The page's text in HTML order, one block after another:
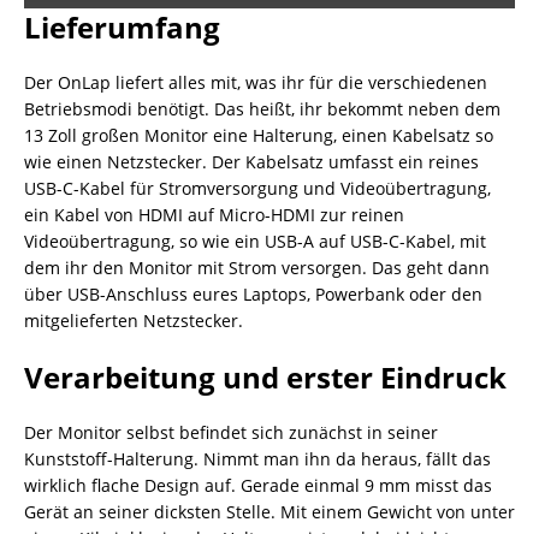
Lieferumfang
Der OnLap liefert alles mit, was ihr für die verschiedenen
Betriebsmodi benötigt. Das heißt, ihr bekommt neben dem
13 Zoll großen Monitor eine Halterung, einen Kabelsatz so
wie einen Netzstecker. Der Kabelsatz umfasst ein reines
USB-C-Kabel für Stromversorgung und Videoübertragung,
ein Kabel von HDMI auf Micro-HDMI zur reinen
Videoübertragung, so wie ein USB-A auf USB-C-Kabel, mit
dem ihr den Monitor mit Strom versorgen. Das geht dann
über USB-Anschluss eures Laptops, Powerbank oder den
mitgelieferten Netzstecker.
Verarbeitung und erster Eindruck
Der Monitor selbst befindet sich zunächst in seiner
Kunststoff-Halterung. Nimmt man ihn da heraus, fällt das
wirklich flache Design auf. Gerade einmal 9 mm misst das
Gerät an seiner dicksten Stelle. Mit einem Gewicht von unter